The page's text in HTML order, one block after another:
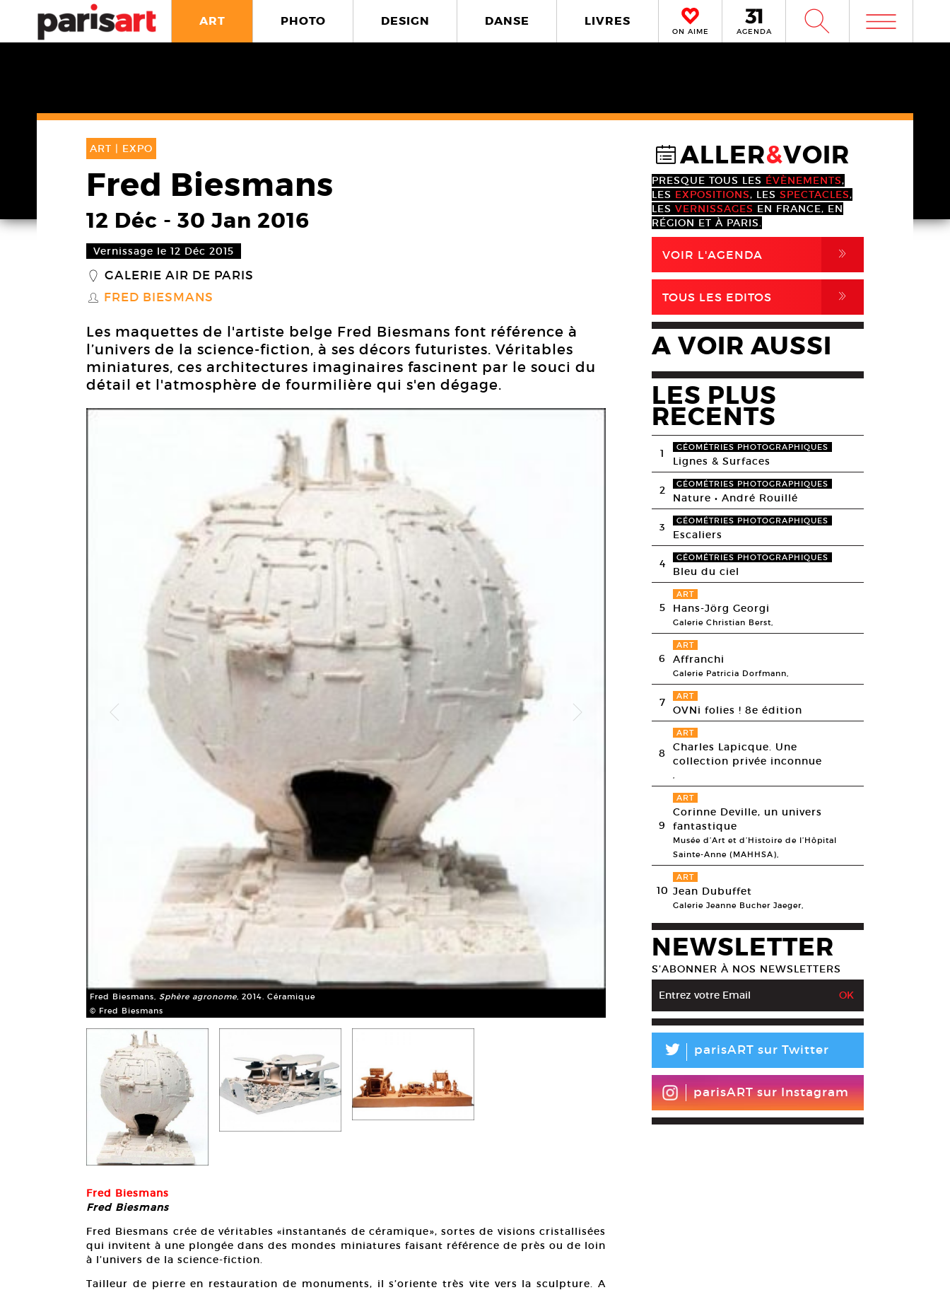
ART PHOTO DESIGN DANSE LIVRES
ON AIME AGENDA W m
ART | EXPO
Fred Biesmans
12 Déc - 30 Jan 2016
Vernissage le 12 Déc 2015
_ GALERIE AIR DE PARIS
S FRED BIESMANS
Les maquettes de l'artiste belge Fred Biesmans font référence à
l’univers de la science-fiction, à ses décors futuristes. Véritables
miniatures, ces architectures imaginaires fascinent par le souci du
détail et l'atmosphère de fourmilière qui s'en dégage.
Fred Biesmans, Sphère agronome, 2014. Céramique
© Fred Biesmans
Fred Biesmans,Villa Piccaya Equatoriale,
Courtesy Air de Paris, Paris, © Fred Biesmans
Fred Biesmans
Fred Biesmans
Fred Biesmans crée de véritables «instantanés de céramique», sortes de visions cristallisées
qui invitent à une plongée dans des mondes miniatures faisant référence de près ou de loin
à l’univers de la science-fiction.
Tailleur de pierre en restauration de monuments, il s’oriente très vite vers la sculpture. A
@ALLER&VOIR
PRESQUE TOUS LES ÉVÈNEMENTS,
LES EXPOSITIONS, LES SPECTACLES,
LES VERNISSAGES EN FRANCE, EN
RÉGION ET À PARIS.
VOIR L'AGENDA ,
TOUS LES EDITOS ,
A VOIR AUSSI
LES PLUS
RECENTS
1 GÉOMÉTRIES PHOTOGRAPHIQUES
Lignes & Surfaces
2 GÉOMÉTRIES PHOTOGRAPHIQUES
Nature • André Rouillé
3 GÉOMÉTRIES PHOTOGRAPHIQUES
Escaliers
4 GÉOMÉTRIES PHOTOGRAPHIQUES
Bleu du ciel
5
ART
Hans-Jörg Georgi
Galerie Christian Berst,
6
ART
Affranchi
Galerie Patricia Dorfmann,
7 ART
OVNi folies ! 8e édition
8
ART
Charles Lapicque. Une
collection privée inconnue
,
9
ART
Corinne Deville, un univers
fantastique
Musée d’Art et d’Histoire de l’Hôpital
Sainte-Anne (MAHHSA),
10
ART
Jean Dubuffet
Galerie Jeanne Bucher Jaeger,
NEWSLETTER
S’ABONNER À NOS NEWSLETTERS
L parisART sur Twitter
parisART sur Instagram